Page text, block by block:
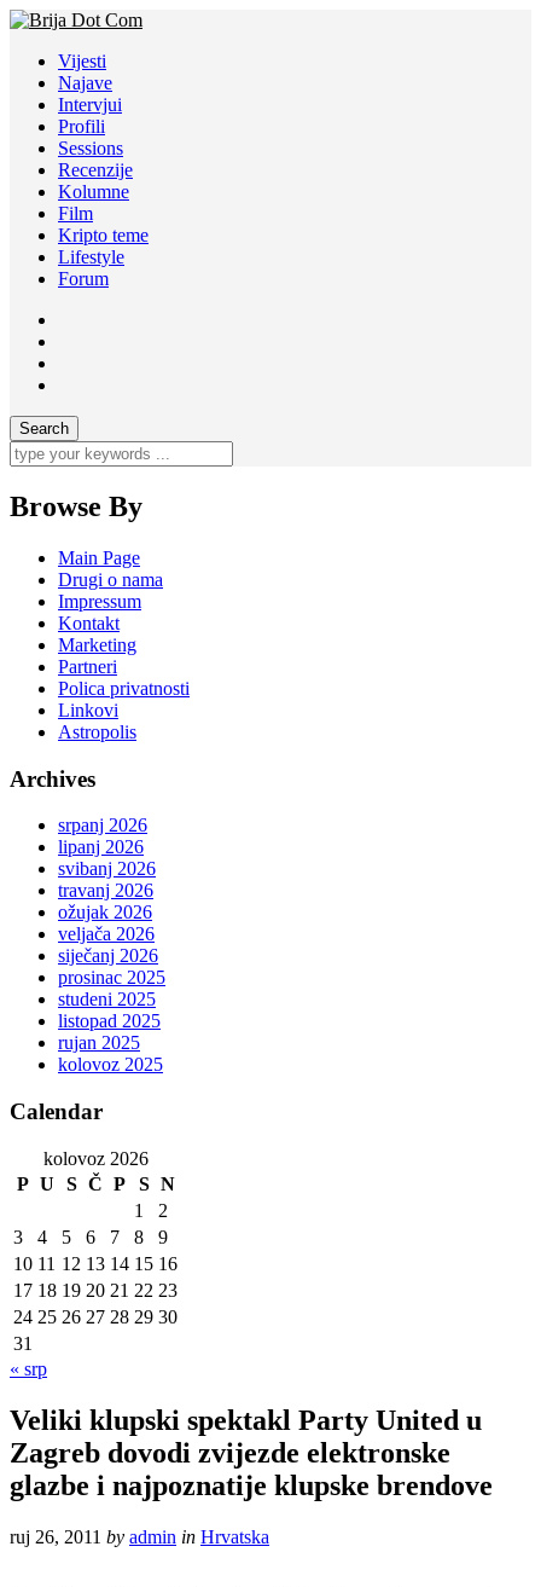
Vijesti
Najave
Intervjui
Profili
Sessions
Recenzije
Kolumne
Film
Kripto teme
Lifestyle
Forum
Browse By
Main Page
Drugi o nama
Impressum
Kontakt
Marketing
Partneri
Polica privatnosti
Linkovi
Astropolis
Archives
srpanj 2026
lipanj 2026
svibanj 2026
travanj 2026
ožujak 2026
veljača 2026
siječanj 2026
prosinac 2025
studeni 2025
listopad 2025
rujan 2025
kolovoz 2025
Calendar
kolovoz 2026
P U S Č P S N
1
2
3
4 5 6 7 8
9
10 11 12 13 14 15 16
17 18 19 20 21 22 23
24 25 26 27 28 29 30
31
« srp
Veliki klupski spektakl Party United u
Zagreb dovodi zvijezde elektronske
glazbe i najpoznatije klupske brendove
ruj 26, 2011 by admin in Hrvatska